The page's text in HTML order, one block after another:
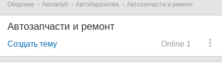
Общение Автоклуб Автобарахолка Автозапчасти и ремонт
Автозапчасти и ремонт
Online 1
Создать тему